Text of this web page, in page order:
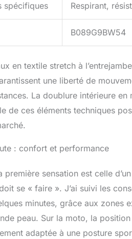
spécifiques Respirant,
B089G9BW54
en textile stretch à
une liberté de
La doublure intérieure
de ces éléments techniques
: confort et performance
première sensation est celle
se « faire ». J’ai suivi les
minutes, grâce aux zones
peau. Sur la moto, la
adaptée à une posture